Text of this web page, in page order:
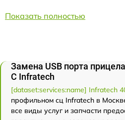
Показать полностью
Замена USB порта
С Infratech
[dataset:services:name] Infratech
профильном сц Infratech в
все виды услуг и запчасти